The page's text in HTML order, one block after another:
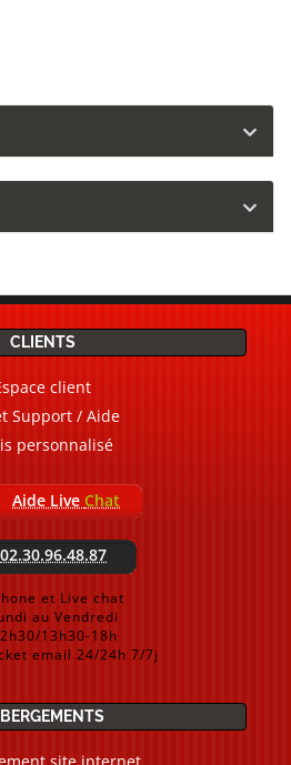
CLIENTS
client
Support / Aide
personnalisé
Aide Live Chat
02.30.96.48.87
et Live chat
au Vendredi
13h30-18h
email 24/24h 7/7j